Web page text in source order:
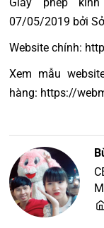
Giấy phép
07/05/2019 bởi
Website chính:
Xem mẫu
hàng: https://